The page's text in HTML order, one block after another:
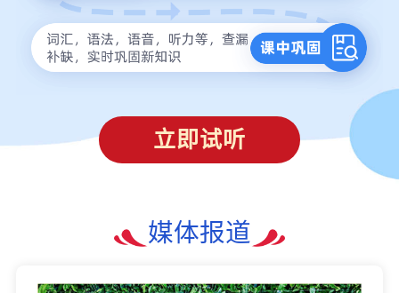
立即试听
媒体报道